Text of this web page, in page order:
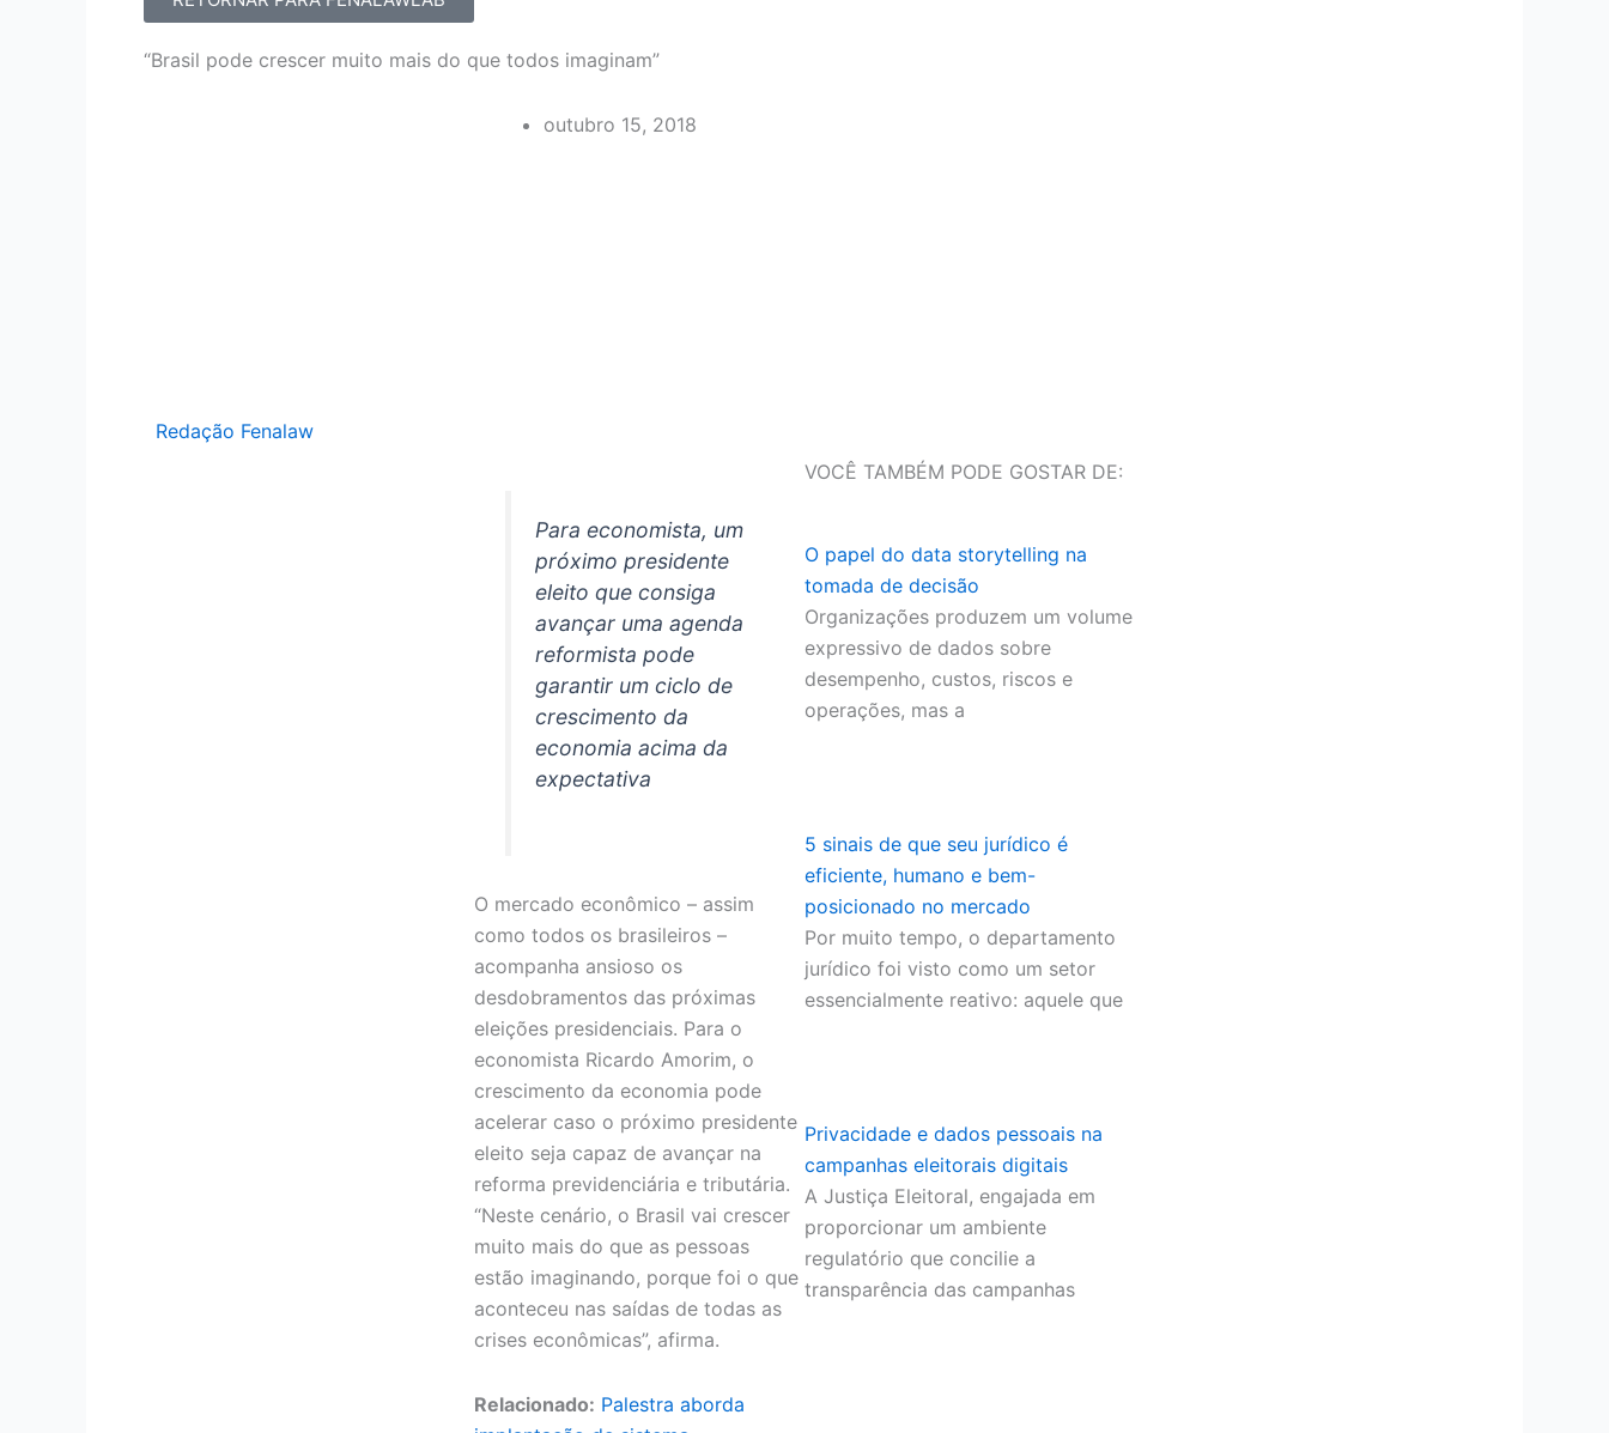
“Brasil pode crescer muito mais do que todos imaginam”
Redação Fenalaw
outubro 15, 2018
Para economista, um
próximo presidente
eleito que consiga
avançar uma agenda
reformista pode
garantir um ciclo de
crescimento da
economia acima da
expectativa
O mercado econômico – assim
como todos os brasileiros –
acompanha ansioso os
desdobramentos das próximas
eleições presidenciais. Para o
economista Ricardo Amorim, o
crescimento da economia pode
acelerar caso o próximo presidente
eleito seja capaz de avançar na
reforma previdenciária e tributária.
“Neste cenário, o Brasil vai crescer
muito mais do que as pessoas
estão imaginando, porque foi o que
aconteceu nas saídas de todas as
crises econômicas”, afirma.
Relacionado: Palestra aborda
VOCÊ TAMBÉM PODE GOSTAR DE:
O papel do data storytelling na
tomada de decisão
Organizações produzem um volume
expressivo de dados sobre
desempenho, custos, riscos e
operações, mas a
5 sinais de que seu jurídico é
eficiente, humano e bem-
posicionado no mercado
Por muito tempo, o departamento
jurídico foi visto como um setor
essencialmente reativo: aquele que
Privacidade e dados pessoais na
campanhas eleitorais digitais
A Justiça Eleitoral, engajada em
proporcionar um ambiente
regulatório que concilie a
transparência das campanhas